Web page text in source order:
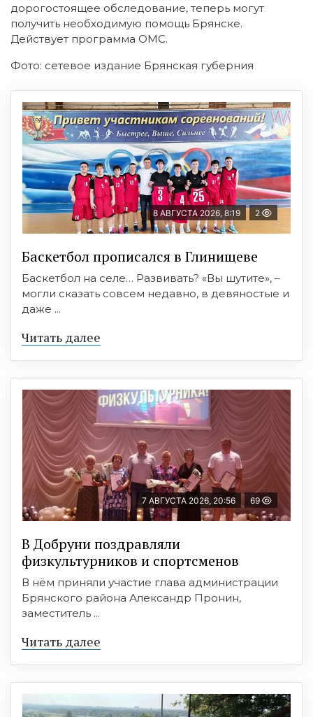
дорогостоящее обследование, теперь могут
получить необходимую помощь Брянске.
Действует программа ОМС.
Фото: сетевое издание Брянская губерния
8 АВГУСТА 2026, 8:19 2
Баскетбол прописался в Глинищеве
Баскетбол на селе… Развивать? «Вы шутите», –
могли сказать совсем недавно, в девяностые и
даже ...
Читать далее
7 АВГУСТА 2026, 20:56 69
В Добруни поздравляли
физкультурников и спортсменов
В нём приняли участие глава администрации
Брянского района Александр Пронин,
заместитель ...
Читать далее